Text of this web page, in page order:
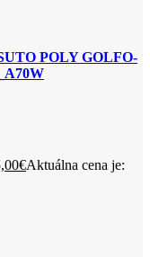
POLY GOLFO-
€Aktuálna cena je: